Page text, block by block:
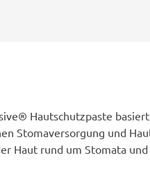
Hautschutzpaste
Stomaversorgung und
Haut rund um Stomata und